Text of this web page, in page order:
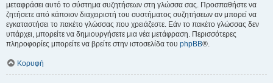
μεταφράσει αυτό το σύστημα συζητήσεων στη γλώσσα σας. Προσπαθήστε να
ζητήσετε από κάποιον διαχειριστή του συστήματος συζητήσεων αν μπορεί να
εγκαταστήσει το πακέτο γλώσσας που χρειάζεστε. Εάν το πακέτο γλώσσας δεν
υπάρχει, μπορείτε να δημιουργήσετε μια νέα μετάφραση. Περισσότερες
πληροφορίες μπορείτε να βρείτε στην ιστοσελίδα του phpBB®.
Κορυφή